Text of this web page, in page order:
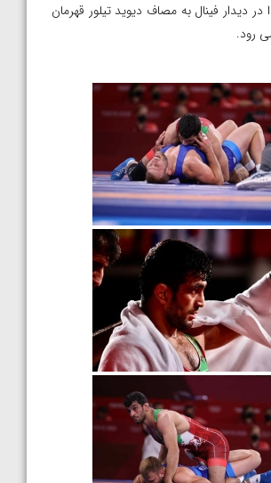
در دیدار فینال به مصاف دیوید تیلور قهرمان
رود.